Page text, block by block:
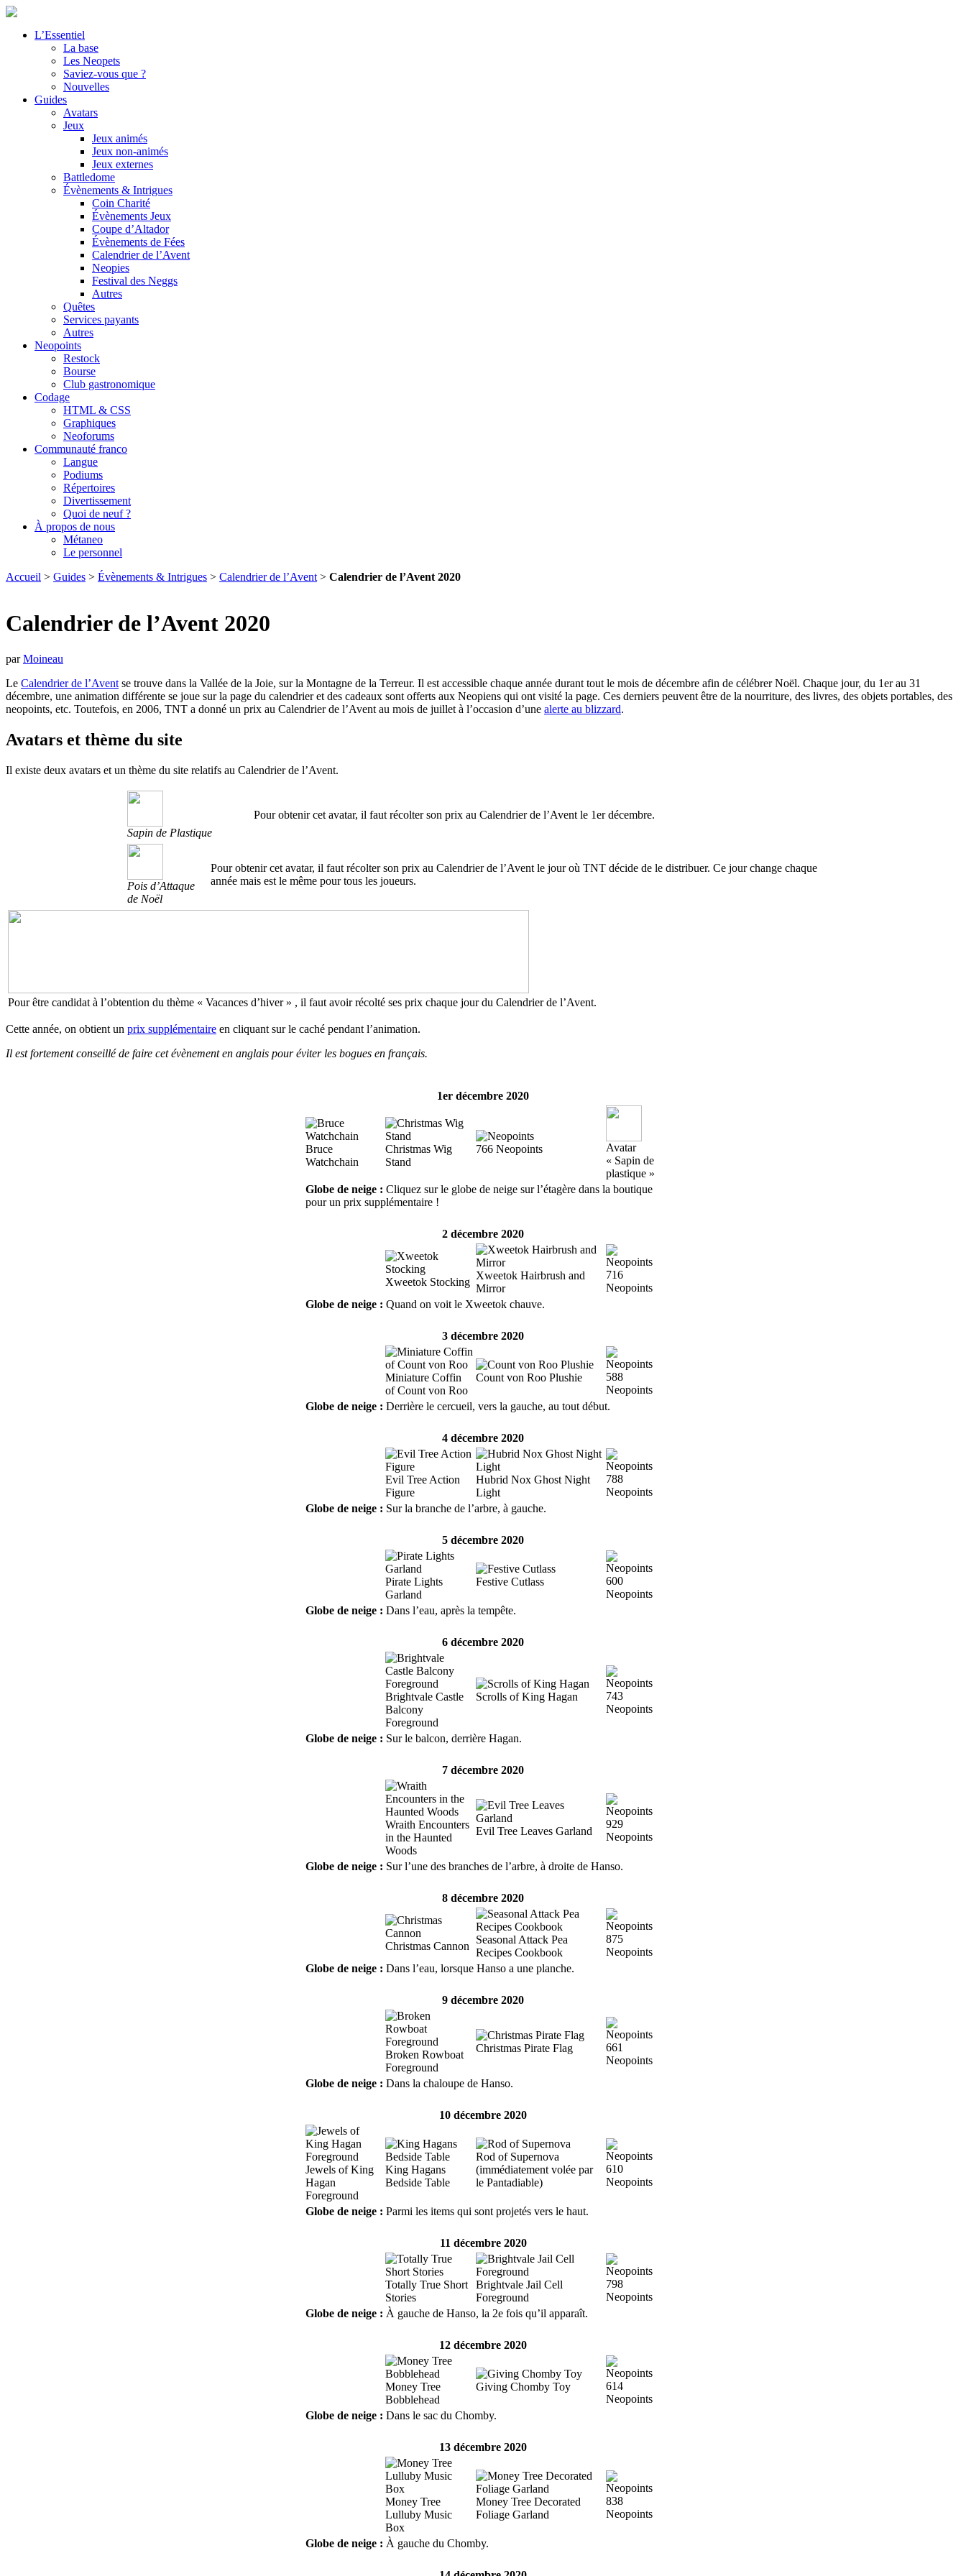
L’Essentiel
La base
Les Neopets
Saviez-vous que ?
Nouvelles
Guides
Avatars
Jeux
Jeux animés
Jeux non-animés
Jeux externes
Battledome
Évènements & Intrigues
Coin Charité
Évènements Jeux
Coupe d’Altador
Évènements de Fées
Calendrier de l’Avent
Neopies
Festival des Neggs
Autres
Quêtes
Services payants
Autres
Neopoints
Restock
Bourse
Club gastronomique
Codage
HTML & CSS
Graphiques
Neoforums
Communauté franco
Langue
Podiums
Répertoires
Divertissement
Quoi de neuf ?
À propos de nous
Métaneo
Le personnel
Accueil > Guides > Évènements & Intrigues > Calendrier de l’Avent > Calendrier de l’Avent 2020
Calendrier de l’Avent 2020
parMoineau
Le Calendrier de l’Avent se trouve dans la Vallée de la Joie, sur la Montagne de la Terreur. Il est accessible chaque année durant tout le mois de décembre afin de célébrer Noël. Chaque jour, du 1er au 31
décembre, une animation différente se joue sur la page du calendrier et des cadeaux sont offerts aux Neopiens qui ont visité la page. Ces derniers peuvent être de la nourriture, des livres, des objets portables, des
neopoints, etc. Toutefois, en 2006, TNT a donné un prix au Calendrier de l’Avent au mois de juillet à l’occasion d’une alerte au blizzard.
Avatars et thème du site
Il existe deux avatars et un thème du site relatifs au Calendrier de l’Avent.
Sapin de Plastique
Pour obtenir cet avatar, il faut récolter son prix au Calendrier de l’Avent le 1er décembre.
Pois d’Attaque
de Noël
Pour obtenir cet avatar, il faut récolter son prix au Calendrier de l’Avent le jour où TNT décide de le distribuer. Ce jour change chaque
année mais est le même pour tous les joueurs.
Pour être candidat à l’obtention du thème « Vacances d’hiver » , il faut avoir récolté ses prix chaque jour du Calendrier de l’Avent.
Cette année, on obtient un prix supplémentaire en cliquant sur le caché pendant l’animation.
Il est fortement conseillé de faire cet évènement en anglais pour éviter les bogues en français.
1er décembre 2020
Bruce
Watchchain
Christmas Wig
Stand
766 Neopoints
Avatar
« Sapin de
plastique »
Globe de neige : Cliquez sur le globe de neige sur l’étagère dans la boutique
pour un prix supplémentaire !
2 décembre 2020
Xweetok Stocking
Xweetok Hairbrush and
Mirror
716
Neopoints
Globe de neige : Quand on voit le Xweetok chauve.
3 décembre 2020
Miniature Coffin
of Count von Roo
Count von Roo Plushie
588
Neopoints
Globe de neige : Derrière le cercueil, vers la gauche, au tout début.
4 décembre 2020
Evil Tree Action
Figure
Hubrid Nox Ghost Night
Light
788
Neopoints
Globe de neige : Sur la branche de l’arbre, à gauche.
5 décembre 2020
Pirate Lights
Garland
Festive Cutlass
600
Neopoints
Globe de neige : Dans l’eau, après la tempête.
6 décembre 2020
Brightvale Castle
Balcony
Foreground
Scrolls of King Hagan
743
Neopoints
Globe de neige : Sur le balcon, derrière Hagan.
7 décembre 2020
Wraith Encounters
in the Haunted
Woods
Evil Tree Leaves Garland
929
Neopoints
Globe de neige : Sur l’une des branches de l’arbre, à droite de Hanso.
8 décembre 2020
Christmas Cannon
Seasonal Attack Pea
Recipes Cookbook
875
Neopoints
Globe de neige : Dans l’eau, lorsque Hanso a une planche.
9 décembre 2020
Broken Rowboat
Foreground
Christmas Pirate Flag
661
Neopoints
Globe de neige : Dans la chaloupe de Hanso.
10 décembre 2020
Jewels of King
Hagan
Foreground
King Hagans
Bedside Table
Rod of Supernova
(immédiatement volée par
le Pantadiable)
610
Neopoints
Globe de neige : Parmi les items qui sont projetés vers le haut.
11 décembre 2020
Totally True Short
Stories
Brightvale Jail Cell
Foreground
798
Neopoints
Globe de neige : À gauche de Hanso, la 2e fois qu’il apparaît.
12 décembre 2020
Money Tree
Bobblehead
Giving Chomby Toy
614
Neopoints
Globe de neige : Dans le sac du Chomby.
13 décembre 2020
Money Tree
Lulluby Music
Box
Money Tree Decorated
Foliage Garland
838
Neopoints
Globe de neige : À gauche du Chomby.